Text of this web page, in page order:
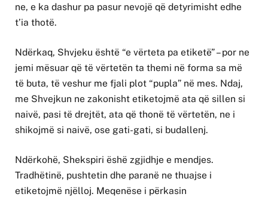
ne, e ka dashur pa pasur nevojë që detyrimisht edhe
t’ia thotë.
Ndërkaq, Shvjeku është “e vërteta pa etiketë” – por ne
jemi mësuar që të vërtetën ta themi në forma sa më
të buta, të veshur me fjali plot “pupla” në mes. Ndaj,
me Shvejkun ne zakonisht etiketojmë ata që sillen si
naivë, pasi të drejtët, ata që thonë të vërtetën, ne i
shikojmë si naivë, ose gati-gati, si budallenj.
Ndërkohë, Shekspiri ëshë zgjidhje e mendjes.
Tradhëtinë, pushtetin dhe paranë ne thuajse i
etiketojmë njëlloj. Meqenëse i përkasin